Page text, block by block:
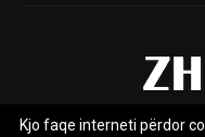
Kjo faqe interneti përdor